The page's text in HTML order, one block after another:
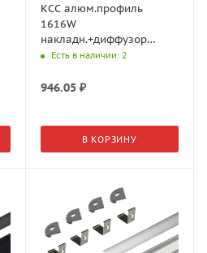
КСС алюм.профиль
1616W
накладн.+диффузор
дуга+4 клипсы+ загл.,
19.143.39.508 (GLS)
Есть в наличии: 2
946.05₽
В КОРЗИНУ